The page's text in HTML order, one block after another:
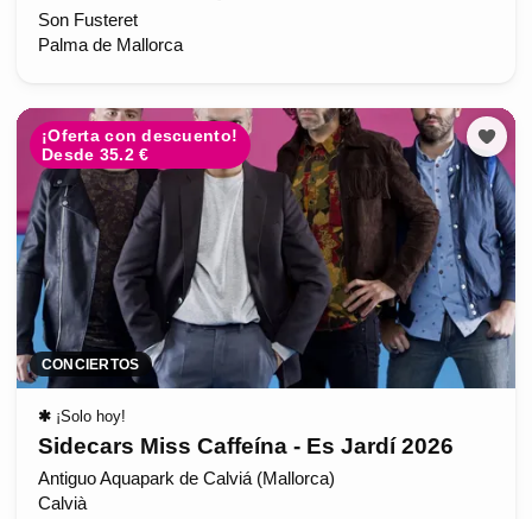
Son Fusteret
Palma de Mallorca
¡Oferta con descuento!
Desde 35.2 €
CONCIERTOS
✱ ¡Solo hoy!
Sidecars Miss Caffeína - Es Jardí 2026
Antiguo Aquapark de Calviá (Mallorca)
Calvià